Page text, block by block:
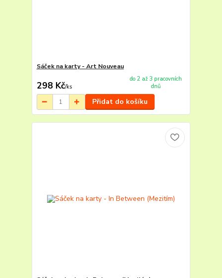
Sáček na karty - Art Nouveau
298 Kč/ks
do 2 až 3 pracovních
dnů
Přidat do košíku